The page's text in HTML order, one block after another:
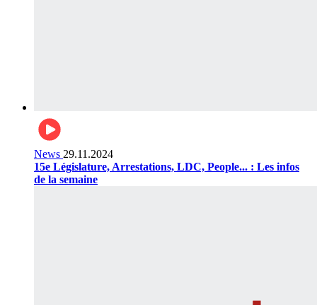
News 29.11.2024
15e Législature, Arrestations, LDC, People... : Les infos
de la semaine